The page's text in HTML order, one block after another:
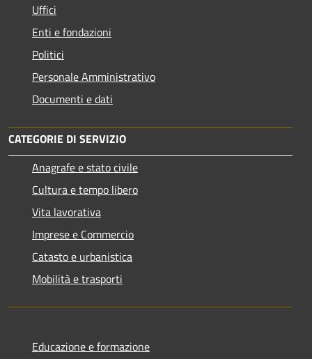
Uffici
Enti e fondazioni
Politici
Personale Amministrativo
Documenti e dati
CATEGORIE DI SERVIZIO
Anagrafe e stato civile
Cultura e tempo libero
Vita lavorativa
Imprese e Commercio
Catasto e urbanistica
Mobilità e trasporti
Educazione e formazione